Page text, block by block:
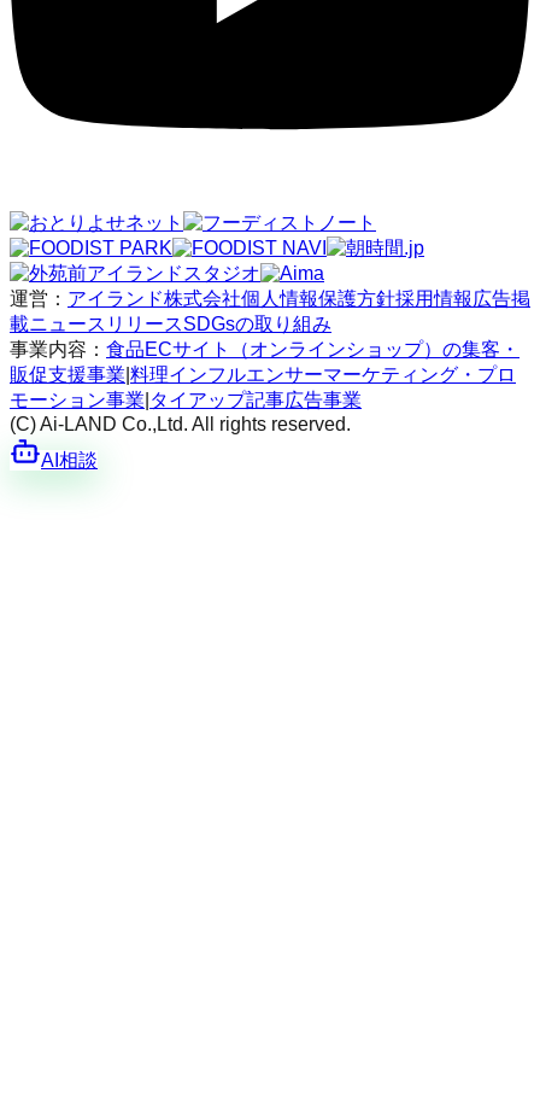
運営： アイランド株式会社個人情報保護方針採用情報 広告掲
載ニュースリリースSDGsの取り組み
事業内容： 食品ECサイト（オンラインショップ）の集客・
販促支援事業 料理インフルエンサーマーケティング・プロ
モーション事業 タイアップ記事広告事業
(C) Ai-LAND Co.,Ltd. All rights reserved.
AI相談